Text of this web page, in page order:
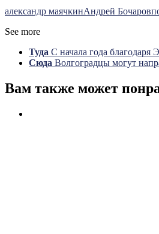
александр маячкинАндрей Бочаров
See more
Туда С начала года
Сюда Волгоградцы могут
Вам также может